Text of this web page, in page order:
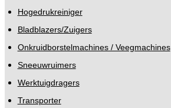
Hogedrukreiniger
Bladblazers/Zuigers
Onkruidborstelmachines / Veegmachines
Sneeuwruimers
Werktuigdragers
Transporter